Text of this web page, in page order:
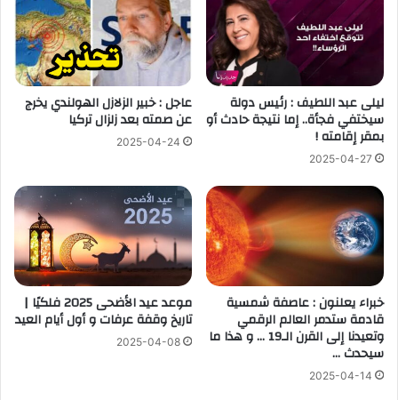
ليلى عبد اللطيف : رئيس دولة
سيختفي فجأة.. إما نتيجة حادث أو
بمقر إقامته !
2025-04-27
عاجل : خبير الزلازل الهولندي يخرج
عن صمته بعد زلزال تركيا
2025-04-24
خبراء يعلنون : عاصفة شمسية
قادمة ستدمر العالم الرقمي
وتعيدنا إلى القرن الـ19 … و هذا ما
سيحدث …
2025-04-14
موعد عيد الأضحى 2025 فلكيًا |
تاريخ وقفة عرفات و أول أيام العيد
2025-04-08